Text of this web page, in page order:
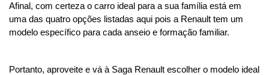
Afinal, com certeza o carro ideal para a sua família está em
uma das quatro opções listadas aqui pois a Renault tem um
modelo específico para cada anseio e formação familiar.
Portanto, aproveite e vá à Saga Renault escolher o modelo ideal